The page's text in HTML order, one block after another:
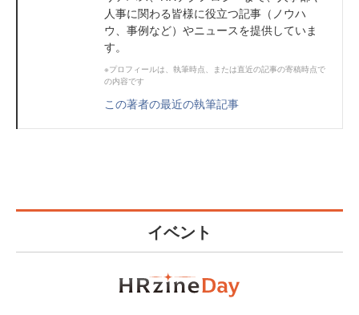
人事に関わる皆様に役立つ記事（ノウハ
ウ、事例など）やニュースを提供していま
す。
※プロフィールは、執筆時点、または直近の記事の寄稿時点で
の内容です
この著者の最近の執筆記事
イベント